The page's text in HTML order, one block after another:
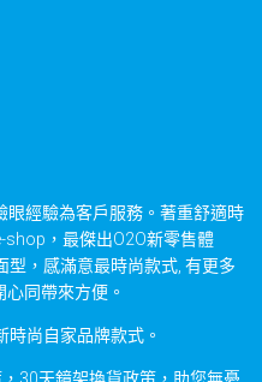
眼經驗為客戶服務。著重舒適時
shop，最傑出O2O新零售體
，感滿意最時尚款式, 有更多
同帶來方便。
尚自家品牌款式。